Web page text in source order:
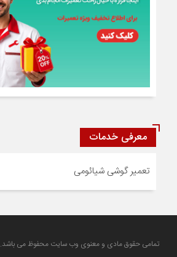
معرفی خدمات
تعمیر گوشی شیائومی
تمامی حقوق مادی و معنوی وب سایت محفوظ می باشد.